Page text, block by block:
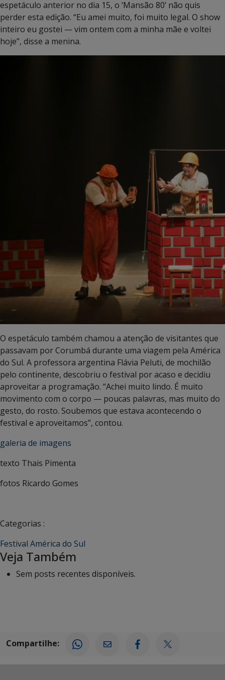
espetáculo anterior no dia 15, o ‘Mansão 80’ não quis
perder esta edição. “Eu amei muito, foi muito legal. O show
inteiro eu gostei — vim ontem com a minha mãe e voltei
hoje”, disse a menina.
O espetáculo também chamou a atenção de visitantes que
passavam por Corumbá durante uma viagem pela América
do Sul. A professora argentina Flávia Peluti, de mochilão
pelo continente, descobriu o festival por acaso e decidiu
aproveitar a programação. “Achei muito lindo. É muito
movimento com o corpo — poucas palavras, mas muito do
gesto, do rosto. Soubemos que estava acontecendo o
festival e aproveitamos”, contou.
galeria de imagens
texto Thais Pimenta
fotos Ricardo Gomes
Categorias :
Festival América do Sul
Veja Também
Sem posts recentes disponíveis.
Compartilhe: